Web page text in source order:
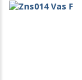
900Ft.